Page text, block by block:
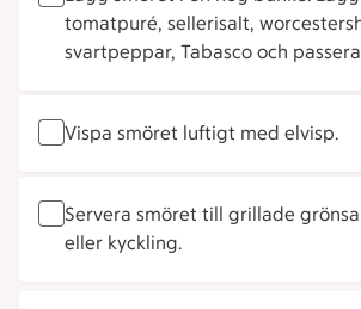
tomatpuré, sellerisalt,
svartpeppar, Tabasco och
Vispa smöret luftigt med elvisp.
Servera smöret till grillade
eller kyckling.